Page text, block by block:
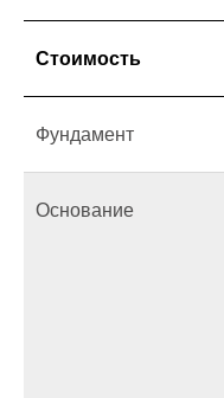
Стоимость
Фундамент
Основание